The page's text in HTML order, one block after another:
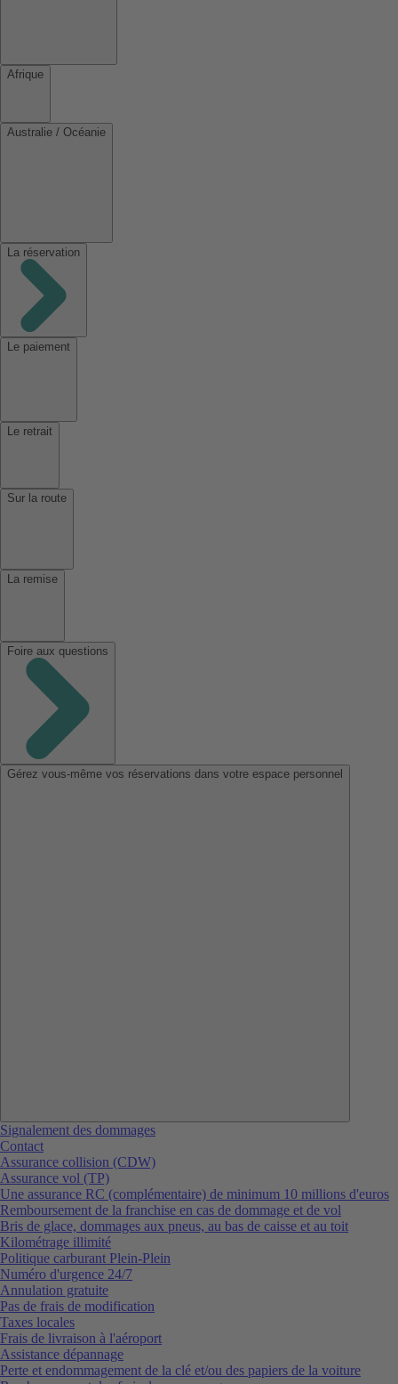
Afrique
Australie / Océanie
La réservation
Le paiement
Le retrait
Sur la route
La remise
Foire aux questions
Gérez vous-même vos réservations dans votre espace personnel
Signalement des dommages
Contact
Assurance collision (CDW)
Assurance vol (TP)
Une assurance RC (complémentaire) de minimum 10 millions d'euros
Remboursement de la franchise en cas de dommage et de vol
Bris de glace, dommages aux pneus, au bas de caisse et au toit
Kilométrage illimité
Politique carburant Plein-Plein
Numéro d'urgence 24/7
Annulation gratuite
Pas de frais de modification
Taxes locales
Frais de livraison à l'aéroport
Assistance dépannage
Perte et endommagement de la clé et/ou des papiers de la voiture